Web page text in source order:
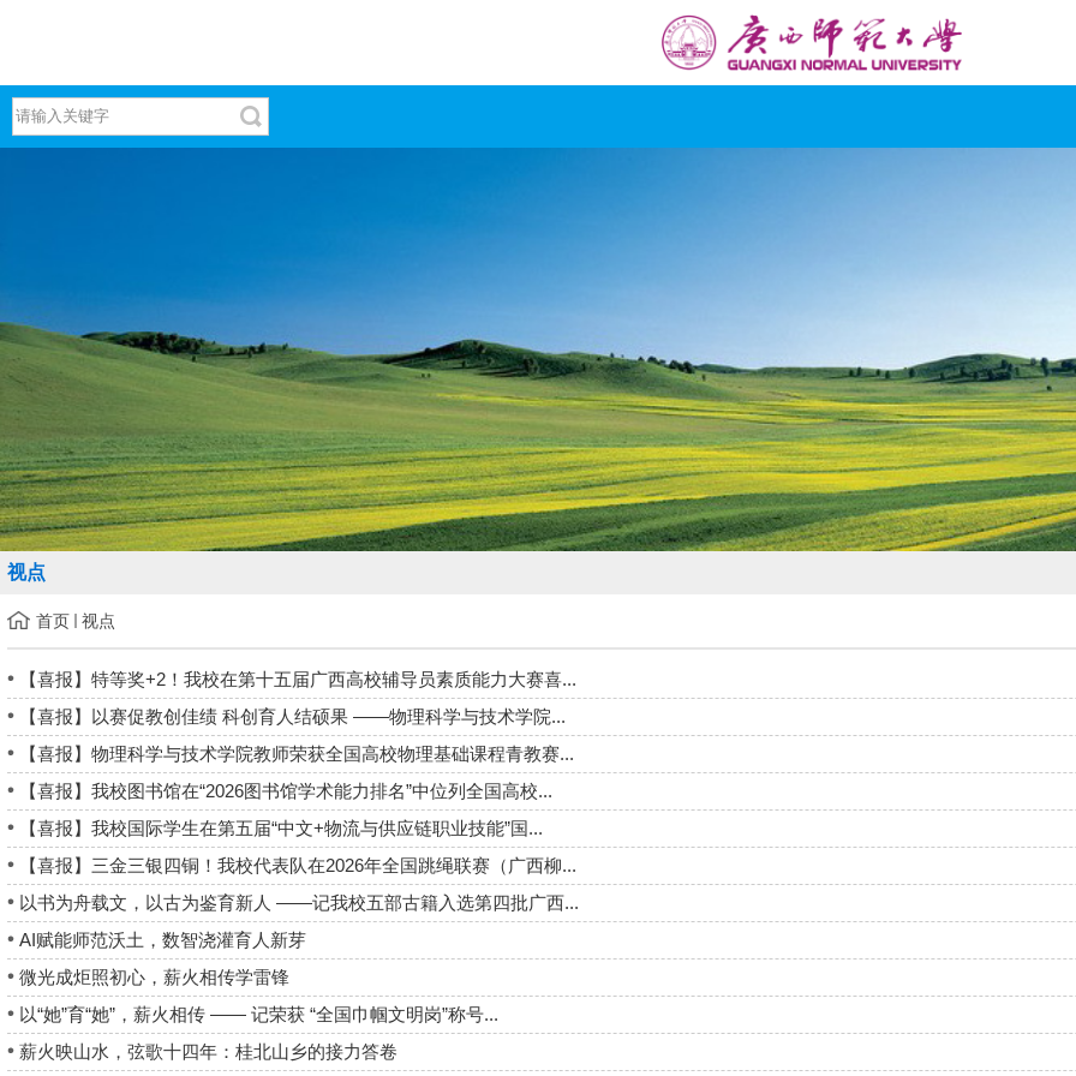
视点
首页 视点
【喜报】特等奖+2！我校在第十五届广西高校辅导员素质能力大赛喜...
【喜报】以赛促教创佳绩 科创育人结硕果 ——物理科学与技术学院...
【喜报】物理科学与技术学院教师荣获全国高校物理基础课程青教赛...
【喜报】我校图书馆在“2026图书馆学术能力排名”中位列全国高校...
【喜报】我校国际学生在第五届“中文+物流与供应链职业技能”国...
【喜报】三金三银四铜！我校代表队在2026年全国跳绳联赛（广西柳...
以书为舟载文，以古为鉴育新人 ——记我校五部古籍入选第四批广西...
AI赋能师范沃土，数智浇灌育人新芽
微光成炬照初心，薪火相传学雷锋
以“她”育“她”，薪火相传 —— 记荣获 “全国巾帼文明岗”称号...
薪火映山水，弦歌十四年：桂北山乡的接力答卷